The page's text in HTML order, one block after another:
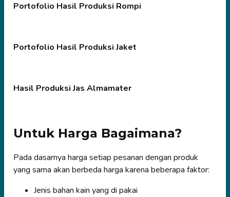
Portofolio Hasil Produksi Rompi
Portofolio Hasil Produksi Jaket
Hasil Produksi Jas Almamater
Untuk Harga Bagaimana?
Pada dasarnya harga setiap pesanan dengan produk
yang sama akan berbeda harga karena beberapa faktor:
Jenis bahan kain yang di pakai